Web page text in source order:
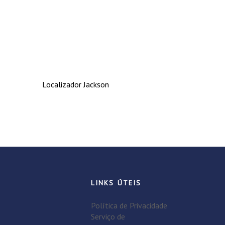
Localizador Jackson
LINKS ÚTEIS
Política de Privacidade
Serviço de